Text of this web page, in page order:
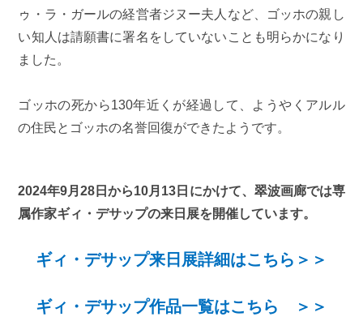
ゥ・ラ・ガールの経営者ジヌー夫人など、ゴッホの親し
い知人は請願書に署名をしていないことも明らかになり
ました。
ゴッホの死から130年近くが経過して、ようやくアルル
の住民とゴッホの名誉回復ができたようです。
2024年9月28日から10月13日にかけて、翠波画廊では専
属作家ギィ・デサップの来日展を開催しています。
ギィ・デサップ来日展詳細はこちら＞＞
ギィ・デサップ作品一覧はこちら ＞＞